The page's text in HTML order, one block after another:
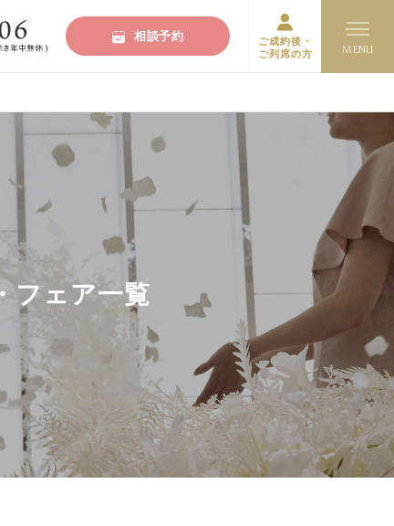
相談予約
ご成約後・
ご列席の方
フェア一覧